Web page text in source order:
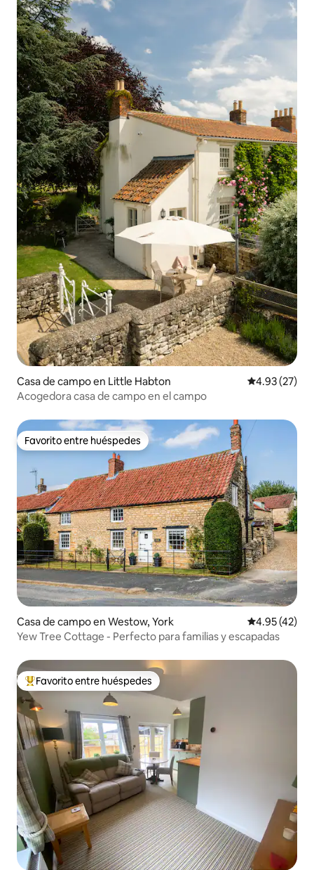
Casa de campo en Little Habton Calificación
4.93 (27)
Acogedora casa de campo en el campo
Favorito entre huéspedes
Favorito entre huéspedes
Casa de campo en Westow, York Calificación
4.95 (42)
Yew Tree Cottage - Perfecto para familias y escapadas
Favorito entre huéspedes preferido
Favorito entre huéspedes